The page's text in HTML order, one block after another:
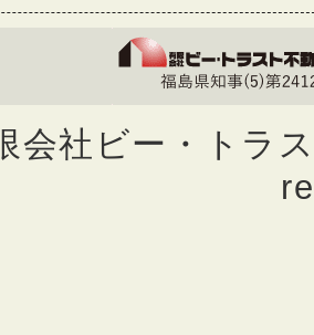
会社ビー・トラ